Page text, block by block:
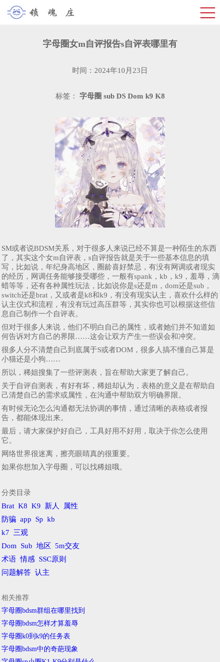
字母圈女m自评报告s自评表哪里有
时间：2024年10月23日
标签： 字母圈 sub DS Dom k9 K8
SM或者说BDSM关系，对于很多人来说已经不算是一种陌生的东西
了，其实这个女m自评表，s自评报告就是关于一些基本信息的填
写，比如说，年纪身高地区，圈龄喜好禁忌，有没有网调或者现实
的经历，网调任务能够接受哪些，一般有spank，kb，k9，羞辱，滴
蜡等等，还有各种属性玩法，比如说你是s还是m，dom还是sub，
switch还是brat，又或者是k8和k9，有没有现实认主，喜欢什么样的
认主仪式和流程，有没有玩过高压群等，其实你也可以根据这些信
息自己制作一个自评表。
但对于很多人来说，他们不明白自己的属性，或者她们并不知道如
何告诉对方自己的界限……这会让双方产生一些误会和冲突。
很多人分不清楚自己到底属于S或者DOM，很多人搞不懂自己算是
小猫还是小狗……
所以，稀姐搜集了一些评测表，旨在帮助大家更了解自己。
关于自评自测表，有好有坏，稀姐却认为，表格的意义是在帮助自
己清楚自己的需求或属性，在沟通中帮助双方明确界限。
有时候无论怎么沟通都无法协调的事情，通过清晰的表格或者报
告，都能体现出来。
最后，请大家保护好自己，工具好用不好用，取决于你怎么使用
它。
网络世界很迷离，擦亮眼睛真的很重要。
如果你想加入字母圈，可以找稀姐哦。
分类目录
Brat K8 K9 新人
属性
防骗 app Sp kb
k7
三观
Dom
Sub 地区
5m交友
术语 情感 SSC原则
问题解答 认主
相关推荐
字母圈bdsm群组在哪里找到
字母圈bdsm怎样才算羞辱
字母圈k0到k9的任务表
字母圈bdsm中的奇葩现象